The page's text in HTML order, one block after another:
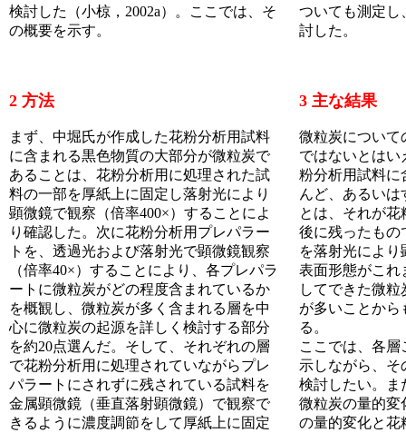
検討した（小椋，2002a）。ここでは、そ
の概要を示す。
2 方法
まず、中堀氏が作成した花粉分析用試料
に含まれる黒色物質の大部分が微粒炭で
あることは、花粉分析用に処理された試
料の一部を厚紙上に固定し落射光により
顕微鏡で観察（倍率400×）することによ
り確認した。次に花粉分析用プレパラー
トを、透過光および落射光で顕微鏡観察
（倍率40×）することにより、各プレパラ
ートに微粒炭がどの程度含まれているか
を概観し、微粒炭が多く含まれる層を中
心に微粒炭の起源を詳しく検討する部分
を約20点選んだ。そして、それぞれの層
で花粉分析用に処理されていながらプレ
パラートにされずに残されている試料を
金属顕微鏡（垂直落射顕微鏡）で観察で
きるように濃度調節をして厚紙上に固定
ついても測定し
討した。
3 主な結果
微粒炭について
ではないとはい
粉分析用試料に
んど、あるい
とは、それが
後に残ったもの
を落射光によ
表面形態がこれ
してできた微
が多いことから
る。
ここでは、各
示しながら、そ
検討したい。ま
微粒炭の量的変
の量的変化と花